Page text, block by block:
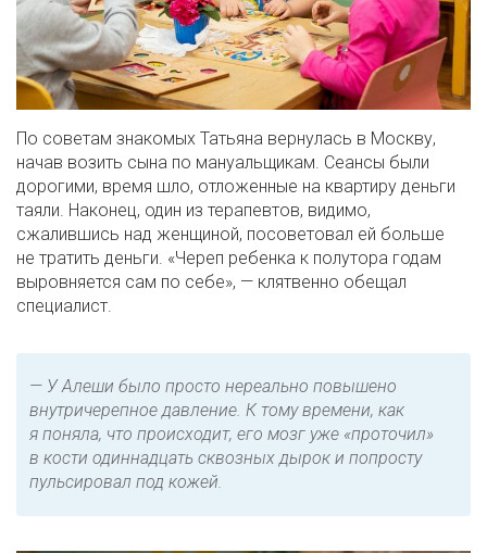
По советам знакомых Татьяна вернулась в Москву,
начав возить сына по мануальщикам. Сеансы были
дорогими, время шло, отложенные на квартиру деньги
таяли. Наконец, один из терапевтов, видимо,
сжалившись над женщиной, посоветовал ей больше
не тратить деньги. «Череп ребенка к полутора годам
выровняется сам по себе», — клятвенно обещал
специалист.
— У Алеши было просто нереально повышено
внутричерепное давление. К тому времени, как
я поняла, что происходит, его мозг уже «проточил»
в кости одиннадцать сквозных дырок и попросту
пульсировал под кожей.